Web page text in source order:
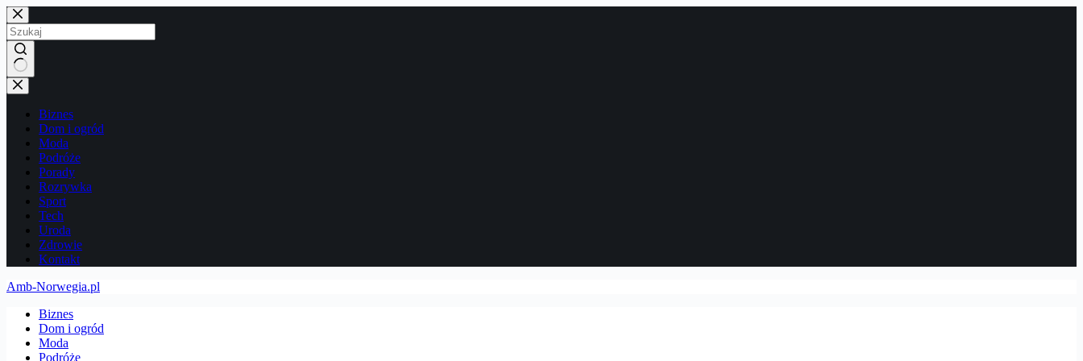
Przejdź
do
treści
Brak
wyników
Biznes
Dom i ogród
Moda
Podróże
Porady
Rozrywka
Sport
Tech
Uroda
Zdrowie
Kontakt
Amb-Norwegia.pl
Biznes
Dom i ogród
Moda
Podróże